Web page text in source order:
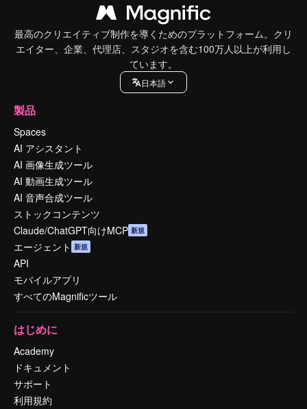
最高のクリエイティブ制作を導くためのプラットフォーム。クリ
エイター、企業、代理店、スタジオを含む100万人以上が利用し
ています。
日本語
製品
Spaces
AI アシスタント
AI 画像生成ツール
AI 動画生成ツール
AI 音声合成ツール
ストックコンテンツ
Claude/ChatGPT向けMCP 新規
エージェント 新規
API
モバイルアプリ
すべてのMagnificツール
はじめに
Academy
ドキュメント
サポート
利用規約